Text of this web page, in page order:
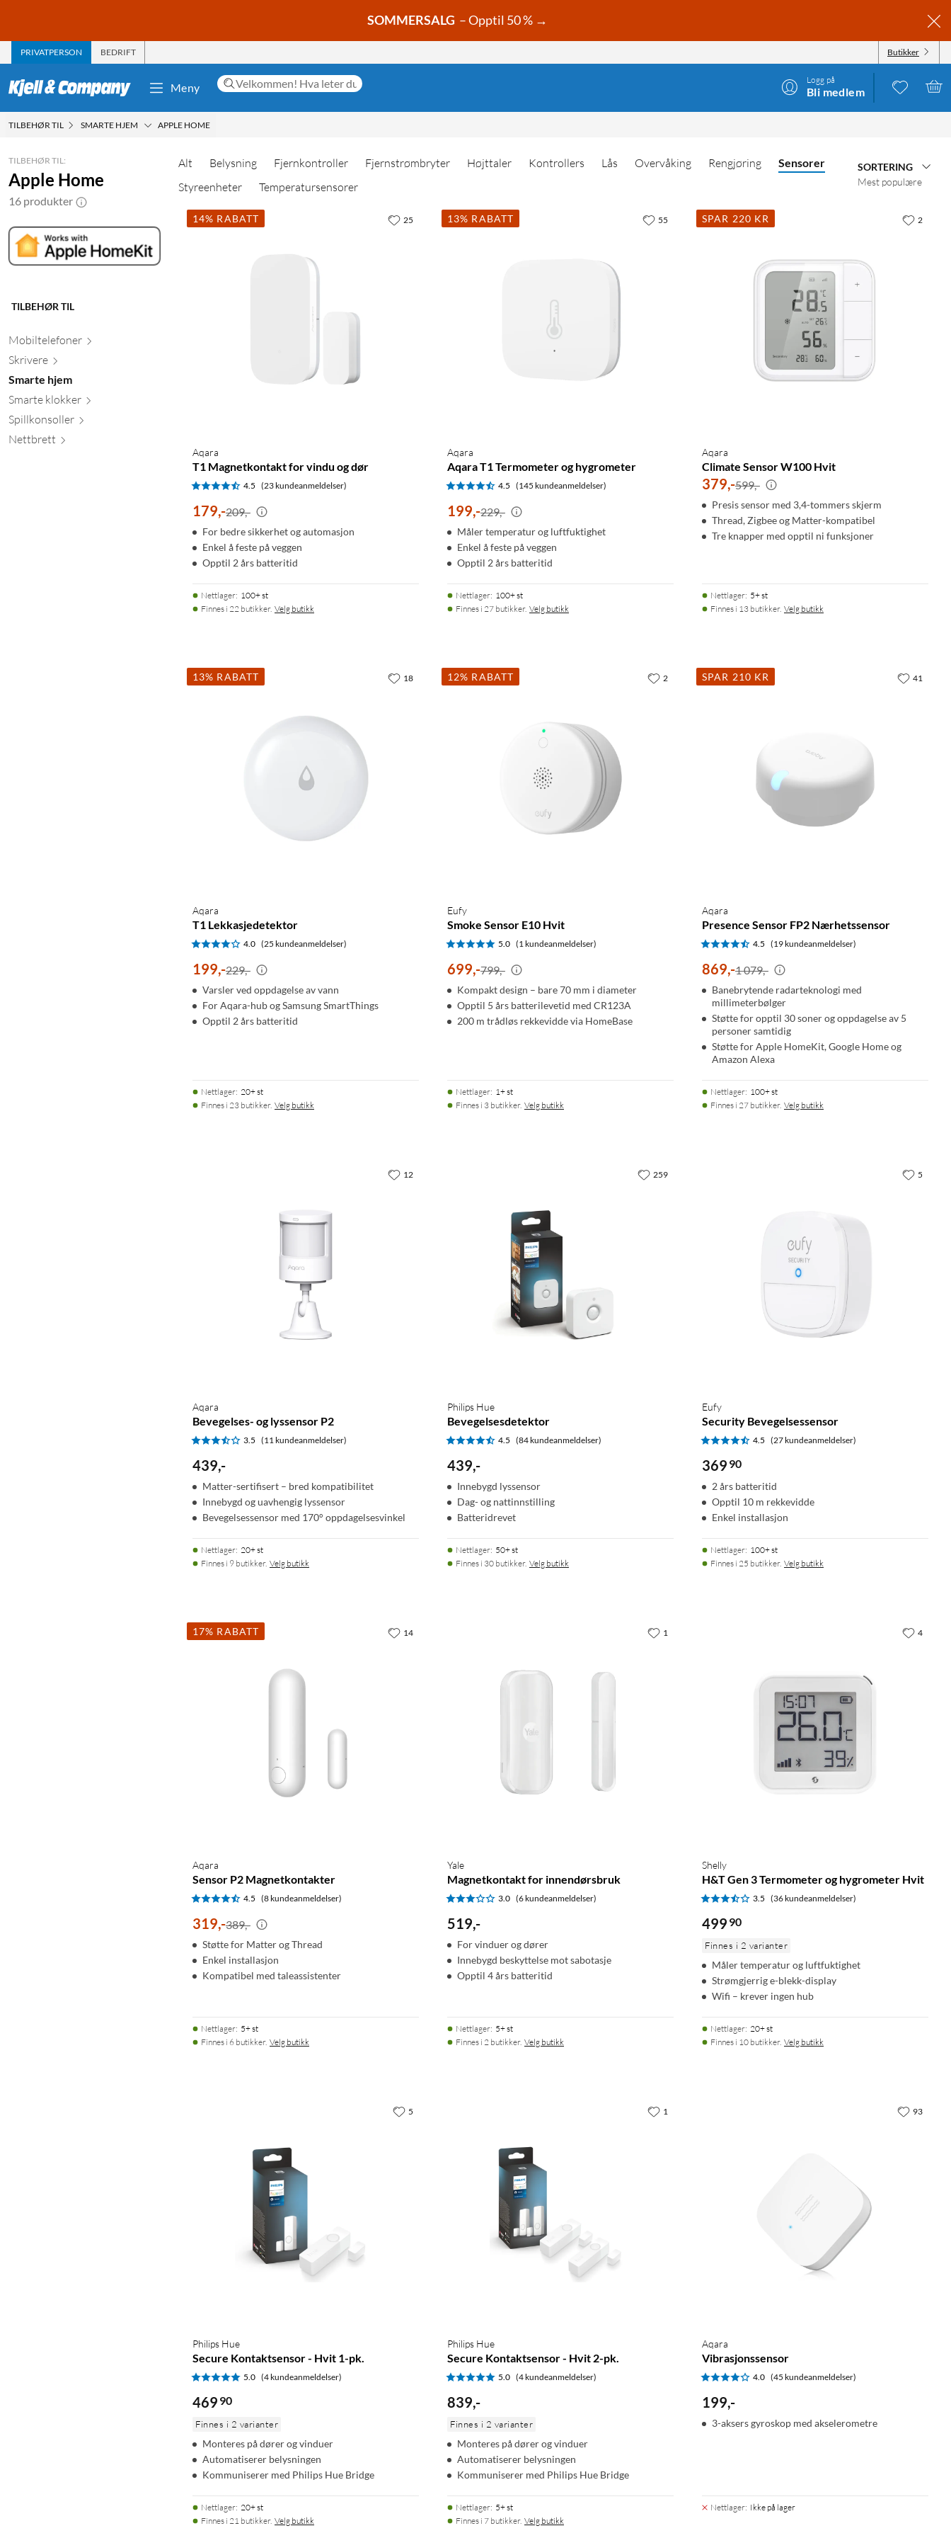
SOMMERSALG – Opptil 50 % →
PRIVATPERSON BEDRIFT Butikker
Meny
Logg på
Bli medlem
TILBEHØR TIL SMARTE HJEM APPLE HOME
TILBEHØR TIL:
Apple Home
16 produkter
TILBEHØR TIL
Mobiltelefoner
Skrivere
Smarte hjem
Smarte klokker
Spillkonsoller
Nettbrett
Alt Belysning Fjernkontroller Fjernstrømbryter Højttaler Kontrollers Lås Overvåking Rengjøring Sensorer
Styreenheter Temperatursensorer
SORTERING
Mest populære
14% RABATT
Aqara
T1 Magnetkontakt for vindu og dør
4.5 (23 kundeanmeldelser)
179,-209,-
For bedre sikkerhet og automasjon
Enkel å feste på veggen
Opptil 2 års batteritid
Nettlager: 100+ st
Finnes i 22 butikker. Velg butikk
25 13% RABATT
Aqara
Aqara T1 Termometer og hygrometer
4.5 (145 kundeanmeldelser)
199,-229,-
Måler temperatur og luftfuktighet
Enkel å feste på veggen
Opptil 2 års batteritid
Nettlager: 100+ st
Finnes i 27 butikker. Velg butikk
55 SPAR 220 KR
Aqara
Climate Sensor W100 Hvit
379,-599,-
Presis sensor med 3,4-tommers skjerm
Thread, Zigbee og Matter-kompatibel
Tre knapper med opptil ni funksjoner
Nettlager: 5+ st
Finnes i 13 butikker. Velg butikk
2
13% RABATT
Aqara
T1 Lekkasjedetektor
4.0 (25 kundeanmeldelser)
199,-229,-
Varsler ved oppdagelse av vann
For Aqara-hub og Samsung SmartThings
Opptil 2 års batteritid
Nettlager: 20+ st
Finnes i 23 butikker. Velg butikk
18 12% RABATT
Eufy
Smoke Sensor E10 Hvit
5.0 (1 kundeanmeldelser)
699,-799,-
Kompakt design – bare 70 mm i diameter
Opptil 5 års batterilevetid med CR123A
200 m trådløs rekkevidde via HomeBase
Nettlager: 1+ st
Finnes i 3 butikker. Velg butikk
2 SPAR 210 KR
Aqara
Presence Sensor FP2 Nærhetssensor
4.5 (19 kundeanmeldelser)
869,-1 079,-
Banebrytende radarteknologi med
millimeterbølger
Støtte for opptil 30 soner og oppdagelse av 5
personer samtidig
Støtte for Apple HomeKit, Google Home og
Amazon Alexa
Nettlager: 100+ st
Finnes i 27 butikker. Velg butikk
41
Aqara
Bevegelses- og lyssensor P2
3.5 (11 kundeanmeldelser)
439,-
Matter-sertifisert – bred kompatibilitet
Innebygd og uavhengig lyssensor
Bevegelsessensor med 170° oppdagelsesvinkel
Nettlager: 20+ st
Finnes i 9 butikker. Velg butikk
12
Philips Hue
Bevegelsesdetektor
4.5 (84 kundeanmeldelser)
439,-
Innebygd lyssensor
Dag- og nattinnstilling
Batteridrevet
Nettlager: 50+ st
Finnes i 30 butikker. Velg butikk
259
Eufy
Security Bevegelsessensor
4.5 (27 kundeanmeldelser)
369 90
2 års batteritid
Opptil 10 m rekkevidde
Enkel installasjon
Nettlager: 100+ st
Finnes i 25 butikker. Velg butikk
5
17% RABATT
Aqara
Sensor P2 Magnetkontakter
4.5 (8 kundeanmeldelser)
319,-389,-
Støtte for Matter og Thread
Enkel installasjon
Kompatibel med taleassistenter
Nettlager: 5+ st
Finnes i 6 butikker. Velg butikk
14
Yale
Magnetkontakt for innendørsbruk
3.0 (6 kundeanmeldelser)
519,-
For vinduer og dører
Innebygd beskyttelse mot sabotasje
Opptil 4 års batteritid
Nettlager: 5+ st
Finnes i 2 butikker. Velg butikk
1
Shelly
H&T Gen 3 Termometer og hygrometer Hvit
3.5 (36 kundeanmeldelser)
499 90
Finnes i 2 varianter
Måler temperatur og luftfuktighet
Strømgjerrig e-blekk-display
Wifi – krever ingen hub
Nettlager: 20+ st
Finnes i 10 butikker. Velg butikk
4
Philips Hue
Secure Kontaktsensor - Hvit 1-pk.
5.0 (4 kundeanmeldelser)
469 90
Finnes i 2 varianter
Monteres på dører og vinduer
Automatiserer belysningen
Kommuniserer med Philips Hue Bridge
Nettlager: 20+ st
Finnes i 21 butikker. Velg butikk
5
Philips Hue
Secure Kontaktsensor - Hvit 2-pk.
5.0 (4 kundeanmeldelser)
839,-
Finnes i 2 varianter
Monteres på dører og vinduer
Automatiserer belysningen
Kommuniserer med Philips Hue Bridge
Nettlager: 5+ st
Finnes i 7 butikker. Velg butikk
1
Aqara
Vibrasjonssensor
4.0 (45 kundeanmeldelser)
199,-
3-aksers gyroskop med akselerometre
Nettlager: Ikke på lager
93